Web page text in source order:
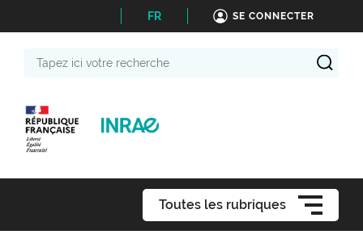
FR SE CONNECTER
Toutes les rubriques